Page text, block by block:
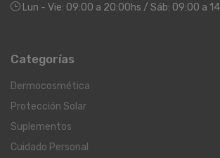
Lun - Vie: 09:00 a 20:00hs / Sáb: 09:00 a
Categorías
Dermocosmética
Protección Solar
Suplementos
Cuidado Personal